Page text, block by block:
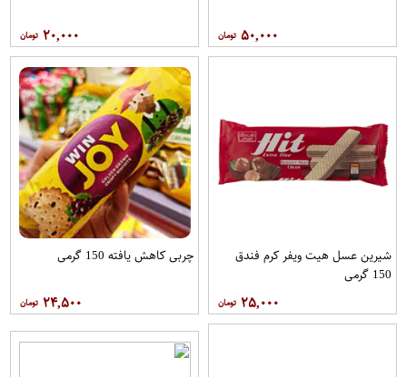
۵۰,۰۰۰ ۲۰,۰۰۰
شیرین عسل هیت ویفر کرم فندق
150 گرمی
۲۵,۰۰۰
چربی کاهش یافته 150 گرمی
۲۴,۵۰۰